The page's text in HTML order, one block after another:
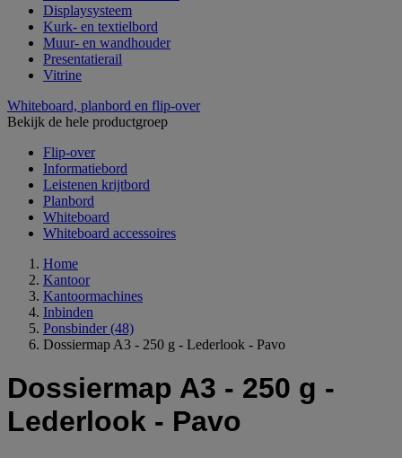
Displaysysteem
Kurk- en textielbord
Muur- en wandhouder
Presentatierail
Vitrine
Whiteboard, planbord en flip-over
Bekijk de hele productgroep
Flip-over
Informatiebord
Leistenen krijtbord
Planbord
Whiteboard
Whiteboard accessoires
Home
Kantoor
Kantoormachines
Inbinden
Ponsbinder (48)
Dossiermap A3 - 250 g - Lederlook - Pavo
Dossiermap A3 - 250 g -
Lederlook - Pavo